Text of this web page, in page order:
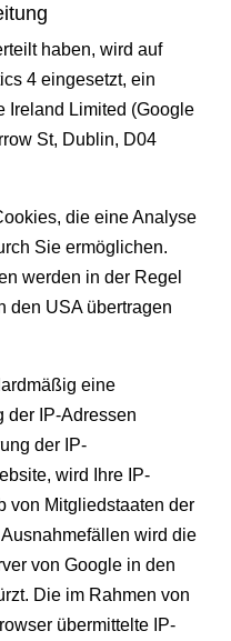
haben, wird auf
4 eingesetzt, ein
Ireland Limited (Google
St, Dublin, D04
die eine Analyse
Sie ermöglichen.
werden in der Regel
den USA übertragen
eine
der IP-Adressen
der IP-
wird Ihre IP-
von Mitgliedstaaten der
wird die
von Google in den
Die im Rahmen von
übermittelte IP-